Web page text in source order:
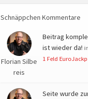
Schnäppchen Kommentare
Florian Silbe
reis
Beitrag
ist wieder da! in
1 Feld EuroJackp
Seite wurde